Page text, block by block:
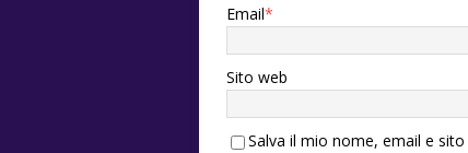
Email*
Sito web
Salva il mio nome, email e